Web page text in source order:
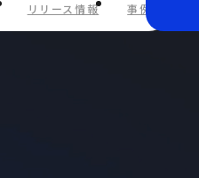
リリース情報 事例紹介